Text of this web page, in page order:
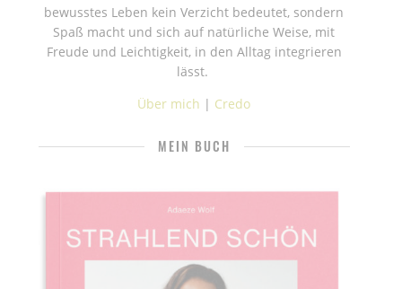
bewusstes Leben kein Verzicht bedeutet, sondern
Spaß macht und sich auf natürliche Weise, mit
Freude und Leichtigkeit, in den Alltag integrieren
lässt.
Über mich | Credo
MEIN BUCH